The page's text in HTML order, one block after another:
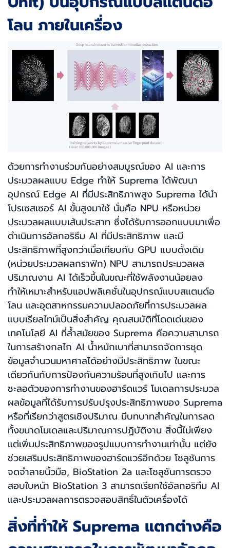
โลน ภายในเครื่อง
ด้วยการทำงานร่วมกันอย่างสมบูรณ์ของ AI และการ
ประมวลผลแบบ Edge ทำให้ Suprema ได้พัฒนา
อุปกรณ์ Edge AI ที่มีประสิทธิภาพสูง Suprema ได้นำ
โปรเซสเซอร์ AI ขั้นสูงมาใช้ นั่นคือ NPU หรือหน่วย
ประมวลผลแบบเส้นประสาท ซึ่งได้รับการออกแบบมาเพื่อ
ดำเนินการอัลกอริธึม AI ที่มีประสิทธิภาพ และมี
ประสิทธิภาพที่สูงกว่าเมื่อเทียบกับ GPU แบบดั้งเดิม
(หน่วยประมวลผลกราฟิก) NPU สามารถประมวลผล
ปริมาณงาน AI ได้เร็วขึ้นในขณะที่ใช้พลังงานน้อยลง
ทำให้เหมาะสำหรับแอปพลิเคชั่นในอุปกรณ์แบบสแตนด์อ
โลน และอุตสาหกรรมความปลอดภัยที่การประมวลผล
แบบเรียลไทม์เป็นสิ่งสำคัญ คุณสมบัติที่โดดเด่นของ
เทคโนโลยี AI ที่ล้ำสมัยของ Suprema คือความสามารถ
ในการสร้างกลไก AI น้ำหนักเบาที่สามารถจัดการชุด
ข้อมูลจำนวนมหาศาลได้อย่างมีประสิทธิภาพ ในขณะ
เดียวกันกับการป้องกันความร้อนที่สูงเกินไป และการ
ชะลอตัวของการทำงานของฮาร์ดแวร์ โมเดลการประมวล
ผลข้อมูลที่ได้รับการปรับปรุงประสิทธิภาพของ Suprema
หรือที่เรียกว่าสูตรเชิงปริมาณ มีบทบาทสำคัญในการลด
ทั้งขนาดโมเดลและปริมาณการปฏิบัติงาน สิ่งนี้ไม่เพียง
แต่เพิ่มประสิทธิภาพของรูปแบบการทำงานเท่านั้น แต่ยัง
ช่วยเสริมประสิทธิภาพของฮาร์ดแวร์อีกด้วย โซลูชันการ
จดจำลายนิ้วมือ, BioStation 2a และโซลูชันการตรวจ
สอบใบหน้า BioStation 3 สามารถเรียกใช้อัลกอริทึม AI
และประมวลผลการตรวจสอบสิทธิ์ในตัวเครื่องได้
สิ่งที่ทำให้ Suprema แตกต่างคือ